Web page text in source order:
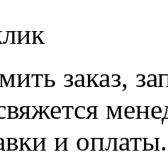
заказ,
и оплаты.